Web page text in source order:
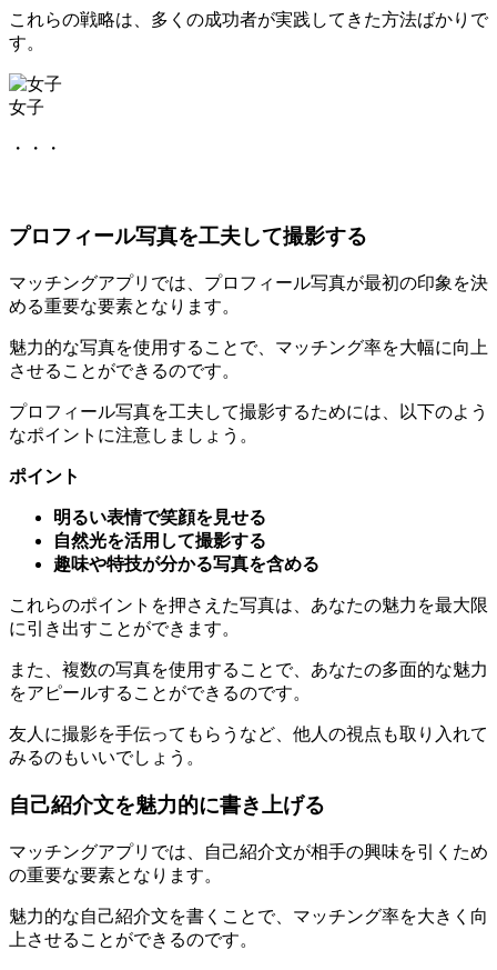
これらの戦略は、多くの成功者が実践してきた方法ばかりで
す。
女子
それぞれ
マッチングアプリでは、プロフィール写真が最初の印象を決
魅力的な写真を使用することで、マッチング率を大幅に向上
プロフィール写真を工夫して撮影するためには、以下のよう
ポイント
明るい表情で笑顔を見せる
趣味や特技が分かる写真を含める
これらのポイントを押さえた写真は、あなたの魅力を最大限
また、複数の写真を使用することで、あなたの多面的な魅力
友人に撮影を手伝ってもらうなど、他人の視点も取り入れて
自己紹介文を魅力的に書き上げる
マッチングアプリでは、自己紹介文が相手の興味を引くため
魅力的な自己紹介文を書くことで、マッチング率を大きく向
自己紹介文を魅力的に書き上げるためには、以下のようなポ